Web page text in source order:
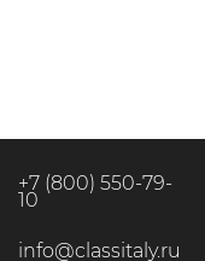
+7 (800) 550-79-
10
info@classitaly.ru